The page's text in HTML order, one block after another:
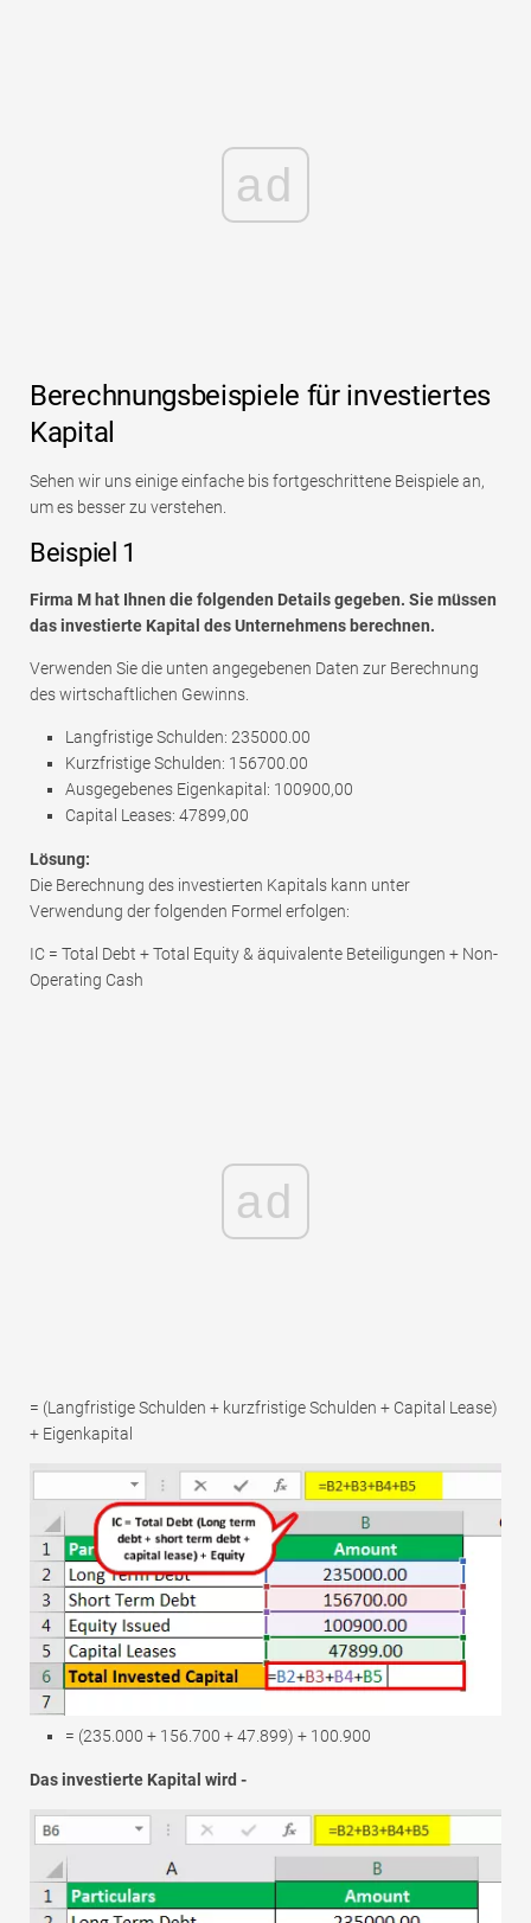
ad
Berechnungsbeispiele für investiertes
Kapital
Sehen wir uns einige einfache bis fortgeschrittene Beispiele an,
um es besser zu verstehen.
Beispiel 1
Firma M hat Ihnen die folgenden Details gegeben. Sie müssen
das investierte Kapital des Unternehmens berechnen.
Verwenden Sie die unten angegebenen Daten zur Berechnung
des wirtschaftlichen Gewinns.
Langfristige Schulden: 235000.00
Kurzfristige Schulden: 156700.00
Ausgegebenes Eigenkapital: 100900,00
Capital Leases: 47899,00
Lösung:
Die Berechnung des investierten Kapitals kann unter
Verwendung der folgenden Formel erfolgen:
IC = Total Debt + Total Equity & äquivalente Beteiligungen + Non-
Operating Cash
ad
= (Langfristige Schulden + kurzfristige Schulden + Capital Lease)
+ Eigenkapital
= (235.000 + 156.700 + 47.899) + 100.900
Das investierte Kapital wird -